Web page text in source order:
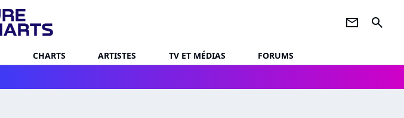
newsletter search
CHARTS ARTISTES TV ET MÉDIAS
FORUMS